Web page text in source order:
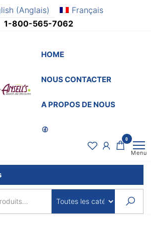
(Anglais)
Français
1-800-565-7062
OptimistSupply.ca
by
Specialties
HOME
NOUS CONTACTER
A PROPOS DE NOUS
0
Menu